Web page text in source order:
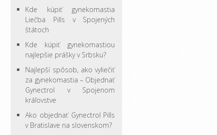
Kde kúpiť gynekomastia
Liečba Pills v Spojených
štátoch
Kde kúpiť gynekomastiou
najlepšie prášky v Srbsku?
Najlepší spôsob, ako vyliečiť
za gynekomastia – Objednať
Gynectrol v Spojenom
kráľovstve
Ako objednať Gynectrol Pills
v Bratislave na slovenskom?